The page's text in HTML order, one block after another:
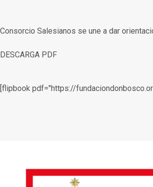
Consorcio Salesianos se une a dar
DESCARGA PDF
[flipbook pdf="https://